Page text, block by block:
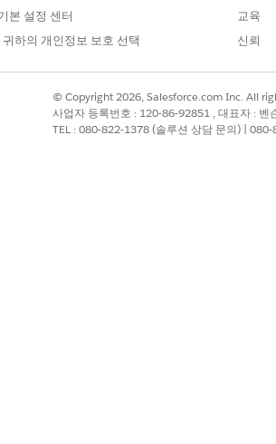
클릭합니다.
까?
본 설정 센터
귀하의 개인정보 보호 선택
교육
신뢰
© Copyright 2026, Salesforce.com Inc. All
사업자 등록번호 : 120-86-92851 , 대표자 :
TEL : 080-822-1378 (솔루션 상담 문의) |